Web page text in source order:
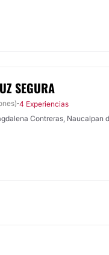
SEGURA
·4 Experiencias
Contreras, Naucalpan